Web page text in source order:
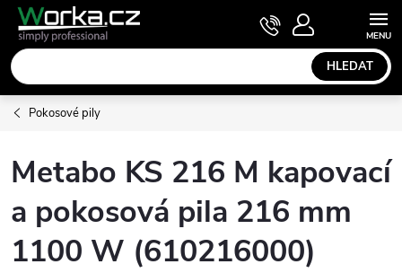
Přejít
obsah
HLEDAT
NÁKUPNÍ
KOŠÍK
Pokosové pily
Metabo KS 216 M kapovací
a pokosová pila 216 mm
1100 W (610216000)